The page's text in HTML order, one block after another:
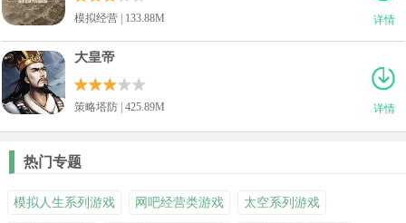
详情
模拟经营 | 133.88M
详情
大皇帝
策略塔防 | 425.89M
热门专题
模拟人生系列游戏 网吧经营类游戏 太空系列游戏